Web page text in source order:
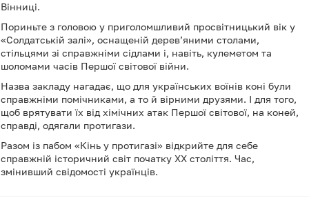
Вінниці.
Пориньте з головою у приголомшливий просвітницький вік у
«Солдатській залі», оснащеній дерев’яними столами,
стільцями зі справжніми сідлами і, навіть, кулеметом та
шоломами часів Першої світової війни.
Назва закладу нагадає, що для українських воїнів коні були
справжніми помічниками, а то й вірними друзями. І для того,
щоб врятувати їх від хімічних атак Першої світової, на коней,
справді, одягали протигази.
Разом із пабом «Кінь у протигазі» відкрийте для себе
справжній історичний світ початку XX століття. Час,
змінивший свідомості українців.